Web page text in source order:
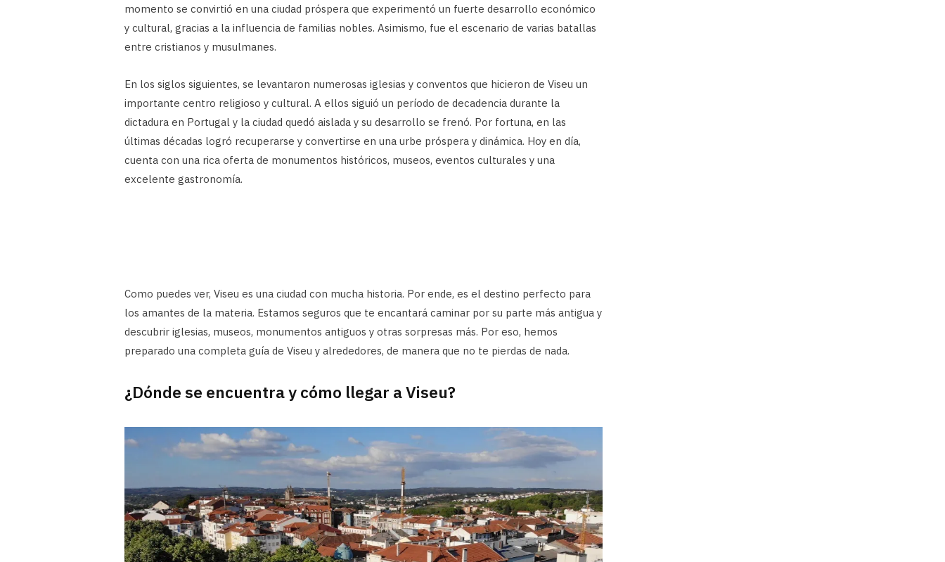
momento se convirtió en una ciudad próspera que experimentó un fuerte desarrollo económico
y cultural, gracias a la influencia de familias nobles. Asimismo, fue el escenario de varias batallas
entre cristianos y musulmanes.
En los siglos siguientes, se levantaron numerosas iglesias y conventos que hicieron de Viseu un
importante centro religioso y cultural. A ellos siguió un período de decadencia durante la
dictadura en Portugal y la ciudad quedó aislada y su desarrollo se frenó. Por fortuna, en las
últimas décadas logró recuperarse y convertirse en una urbe próspera y dinámica. Hoy en día,
cuenta con una rica oferta de monumentos históricos, museos, eventos culturales y una
excelente gastronomía.
Como puedes ver, Viseu es una ciudad con mucha historia. Por ende, es el destino perfecto para
los amantes de la materia. Estamos seguros que te encantará caminar por su parte más antigua y
descubrir iglesias, museos, monumentos antiguos y otras sorpresas más. Por eso, hemos
preparado una completa guía de Viseu y alrededores, de manera que no te pierdas de nada.
¿Dónde se encuentra y cómo llegar a Viseu?